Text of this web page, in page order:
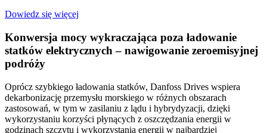
Dowiedz się więcej
Konwersja mocy wykraczająca poza ładowanie
statków elektrycznych – nawigowanie zeroemisyjnej
podróży
Oprócz szybkiego ładowania statków, Danfoss Drives wspiera
dekarbonizację przemysłu morskiego w różnych obszarach
zastosowań, w tym w zasilaniu z lądu i hybrydyzacji, dzięki
wykorzystaniu korzyści płynących z oszczędzania energii w
godzinach szczytu i wykorzystania energii w najbardziej